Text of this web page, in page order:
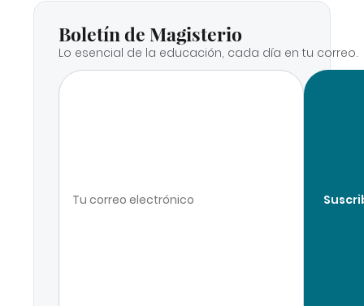
Boletín de Magisterio
Lo esencial de la educación, cada día en tu correo.